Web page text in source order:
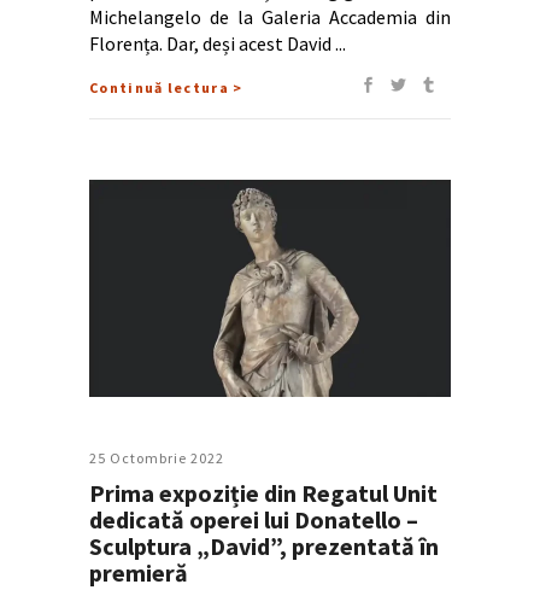
Michelangelo de la Galeria Accademia din
Florența. Dar, deși acest David
Continuă lectura >
25 Octombrie 2022
Prima expoziție din Regatul Unit
dedicată operei lui Donatello –
Sculptura „David”, prezentată în
premieră